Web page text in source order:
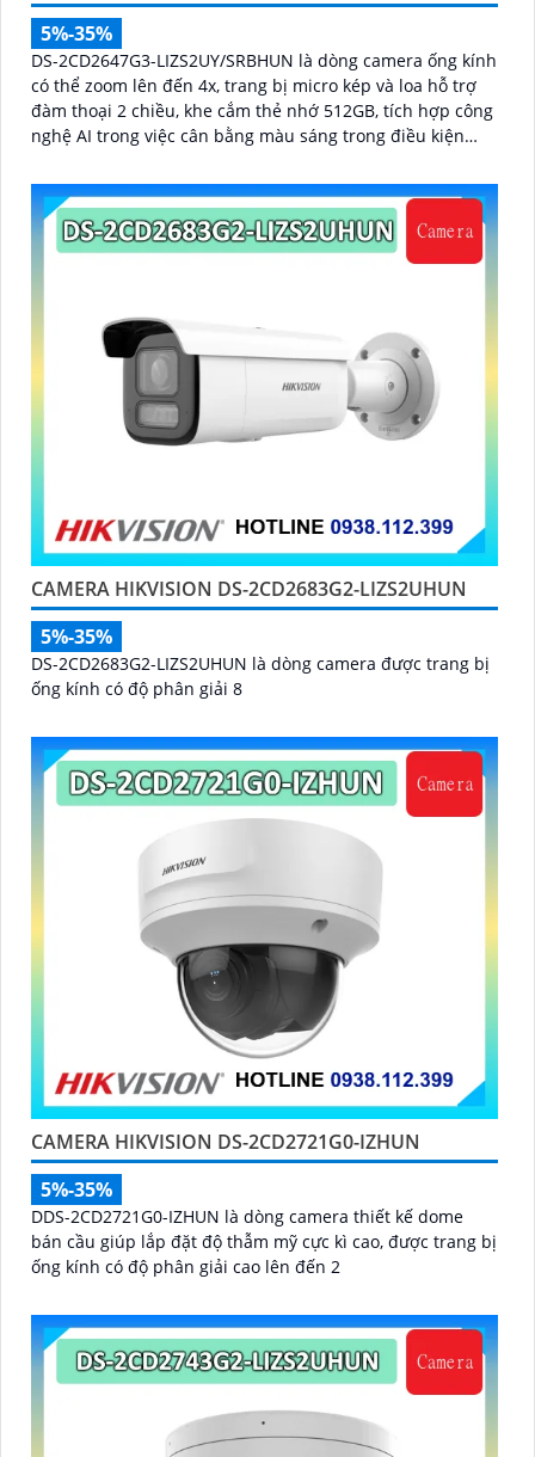
5%-35%
DS-2CD2647G3-LIZS2UY/SRBHUN là dòng camera ống kính
có thể zoom lên đến 4x, trang bị micro kép và loa hỗ trợ
đàm thoại 2 chiều, khe cắm thẻ nhớ 512GB, tích hợp công
nghệ AI trong việc cân bằng màu sáng trong điều kiện
CAMERA HIKVISION DS-2CD2683G2-LIZS2UHUN
5%-35%
DS-2CD2683G2-LIZS2UHUN là dòng camera được trang bị
ống kính có độ phân giải 8
CAMERA HIKVISION DS-2CD2721G0-IZHUN
5%-35%
DDS-2CD2721G0-IZHUN là dòng camera thiết kế dome
bán cầu giúp lắp đặt độ thẫm mỹ cực kì cao, được trang bị
ống kính có độ phân giải cao lên đến 2